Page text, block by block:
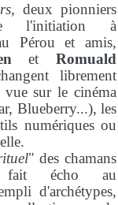
, deux pionniers
l'initiation à
Pérou et amis,
et Romuald
librement
sur le cinéma
Blueberry...), les
numériques ou
" des chamans
fait écho au
d'archétypes,